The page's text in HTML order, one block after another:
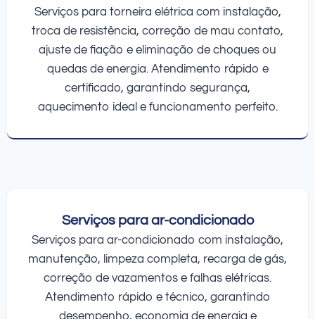
Serviços para torneira elétrica com instalação,
troca de resistência, correção de mau contato,
ajuste de fiação e eliminação de choques ou
quedas de energia. Atendimento rápido e
certificado, garantindo segurança,
aquecimento ideal e funcionamento perfeito.
Serviços para ar-condicionado
Serviços para ar-condicionado com instalação,
manutenção, limpeza completa, recarga de gás,
correção de vazamentos e falhas elétricas.
Atendimento rápido e técnico, garantindo
desempenho, economia de energia e